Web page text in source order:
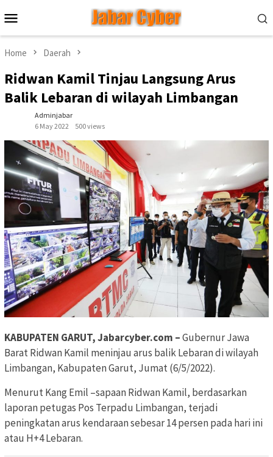
to
contentMenu
Home Daerah
Ridwan Kamil Tinjau Langsung Arus
Balik Lebaran di wilayah Limbangan
Adminjabar
6 May 2022
500 views
KABUPATEN GARUT, Jabarcyber.com –Gubernur Jawa
Barat Ridwan Kamil meninjau arus balik Lebaran di wilayah
Limbangan, Kabupaten Garut, Jumat (6/5/2022).
Menurut Kang Emil –sapaan Ridwan Kamil, berdasarkan
laporan petugas Pos Terpadu Limbangan, terjadi
peningkatan arus kendaraan sebesar 14 persen pada hari ini
atau H+4 Lebaran.